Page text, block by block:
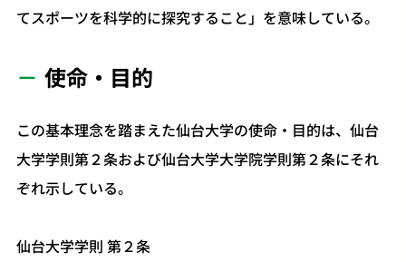
てスポーツを科学的に探究すること」を意味している。
使命・目的
この基本理念を踏まえた仙台大学の使命・目的は、仙台
大学学則第２条および仙台大学大学院学則第２条にそれ
ぞれ示している。
仙台大学学則 第２条